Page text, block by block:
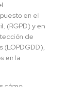
en el
(RGPD) y en
de
(LOPDGDD),
en la